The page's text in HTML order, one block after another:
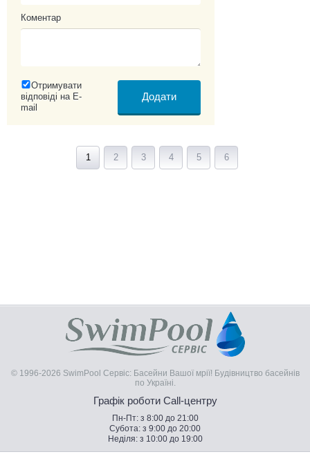
Коментар
Отримувати
відповіді на E-
mail
1 2 3 4 5 6
© 1996-2026 SwimPool Сервіс: Басейни Вашої мрії! Будівництво басейнів
по Україні.
Графік роботи Call-центру
Пн-Пт: з 8:00 до 21:00
Субота: з 9:00 до 20:00
Неділя: з 10:00 до 19:00